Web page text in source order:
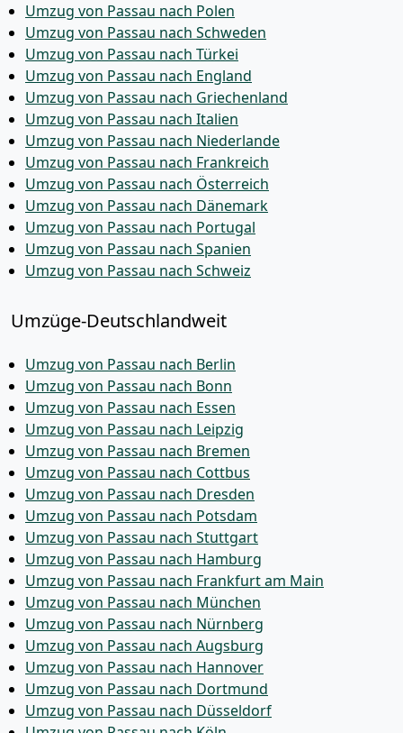
Umzug von Passau nach Polen
Umzug von Passau nach Schweden
Umzug von Passau nach Türkei
Umzug von Passau nach England
Umzug von Passau nach Griechenland
Umzug von Passau nach Italien
Umzug von Passau nach Niederlande
Umzug von Passau nach Frankreich
Umzug von Passau nach Österreich
Umzug von Passau nach Dänemark
Umzug von Passau nach Portugal
Umzug von Passau nach Spanien
Umzug von Passau nach Schweiz
Umzüge-Deutschlandweit
Umzug von Passau nach Berlin
Umzug von Passau nach Bonn
Umzug von Passau nach Essen
Umzug von Passau nach Leipzig
Umzug von Passau nach Bremen
Umzug von Passau nach Cottbus
Umzug von Passau nach Dresden
Umzug von Passau nach Potsdam
Umzug von Passau nach Stuttgart
Umzug von Passau nach Hamburg
Umzug von Passau nach Frankfurt am Main
Umzug von Passau nach München
Umzug von Passau nach Nürnberg
Umzug von Passau nach Augsburg
Umzug von Passau nach Hannover
Umzug von Passau nach Dortmund
Umzug von Passau nach Düsseldorf